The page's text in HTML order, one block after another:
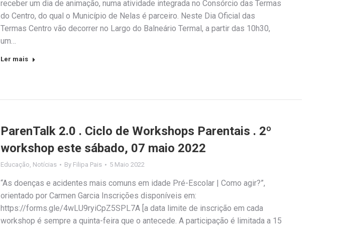
receber um dia de animação, numa atividade integrada no Consórcio das Termas
do Centro, do qual o Município de Nelas é parceiro. Neste Dia Oficial das
Termas Centro vão decorrer no Largo do Balneário Termal, a partir das 10h30,
um…
Ler mais
ParenTalk 2.0 . Ciclo de Workshops Parentais . 2º
workshop este sábado, 07 maio 2022
Educação Notícias By Filipa Pais 5 Maio 2022
“As doenças e acidentes mais comuns em idade Pré-Escolar | Como agir?”,
orientado por Carmen Garcia Inscrições disponíveis em:
https://forms.gle/4wLU9ryiCpZ5SPL7A [a data limite de inscrição em cada
workshop é sempre a quinta-feira que o antecede. A participação é limitada a 15